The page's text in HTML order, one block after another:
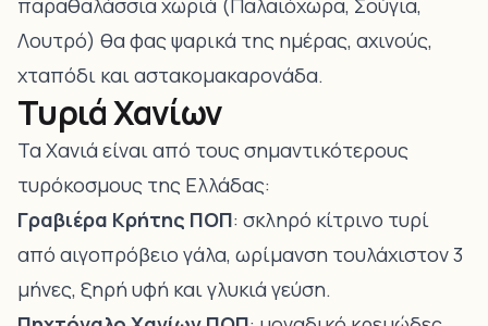
παραθαλάσσια χωριά (Παλαιόχωρα, Σούγια,
Λουτρό) θα φας ψαρικά της ημέρας, αχινούς,
χταπόδι και αστακομακαρονάδα.
Τυριά Χανίων
Τα Χανιά είναι από τους σημαντικότερους
τυρόκοσμους της Ελλάδας:
Γραβιέρα Κρήτης ΠΟΠ: σκληρό κίτρινο τυρί
από αιγοπρόβειο γάλα, ωρίμανση τουλάχιστον 3
μήνες, ξηρή υφή και γλυκιά γεύση.